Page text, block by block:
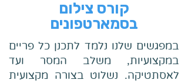
קורס צילום
בסמארטפונים
במפגשים שלנו נלמד לתכנן כל פריים
במקצועיות, משלב המסר ועד
לאסתטיקה. נשלוט בצורה מקצועית